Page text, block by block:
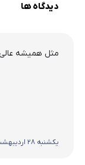
دیدگاه ها
مثل همیشه
یکشنبه 28 اردیبهشت 1404